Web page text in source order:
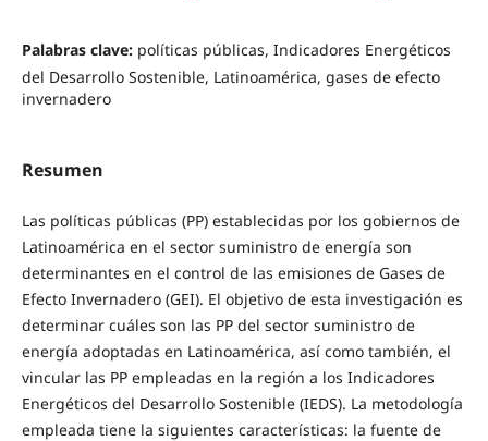
Palabras clave: políticas públicas, Indicadores Energéticos
del Desarrollo Sostenible, Latinoamérica, gases de efecto
invernadero
Resumen
Las políticas públicas (PP) establecidas por los gobiernos de
Latinoamérica en el sector suministro de energía son
determinantes en el control de las emisiones de Gases de
Efecto Invernadero (GEI). El objetivo de esta investigación es
determinar cuáles son las PP del sector suministro de
energía adoptadas en Latinoamérica, así como también, el
vincular las PP empleadas en la región a los Indicadores
Energéticos del Desarrollo Sostenible (IEDS). La metodología
empleada tiene la siguientes características: la fuente de